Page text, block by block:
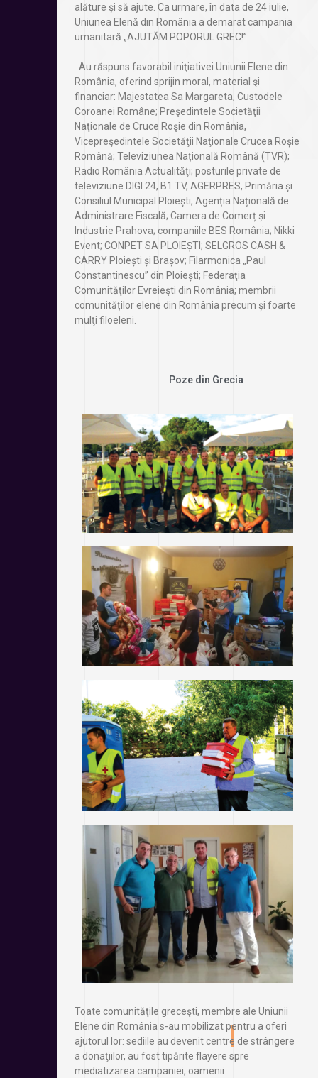
alăture și să ajute. Ca urmare, în data de 24 iulie,
Uniunea Elenă din România a demarat campania
umanitară „AJUTĂM POPORUL GREC!”
Au răspuns favorabil iniţiativei Uniunii Elene din
România, oferind sprijin moral, material şi
financiar: Majestatea Sa Margareta, Custodele
Coroanei Române; Preşedintele Societăţii
Naţionale de Cruce Roşie din România,
Vicepreşedintele Societăţii Naţionale Crucea Roșie
Română; Televiziunea Națională Română (TVR);
Radio România Actualităţi; posturile private de
televiziune DIGI 24, B1 TV, AGERPRES, Primăria și
Consiliul Municipal Ploiești, Agenția Națională de
Administrare Fiscală; Camera de Comerț și
Industrie Prahova; companiile BES România; Nikki
Event; CONPET SA PLOIEȘTI; SELGROS CASH &
CARRY Ploiești și Brașov; Filarmonica „Paul
Constantinescu” din Ploiești; Federaţia
Comunităţilor Evreieşti din România; membrii
comunităților elene din România precum și foarte
mulţi filoeleni.
Poze din Grecia
Toate comunităţile greceşti, membre ale Uniunii
Elene din România s-au mobilizat pentru a oferi
ajutorul lor: sediile au devenit centre de strângere
a donaţiilor, au fost tipărite flayere spre
mediatizarea campaniei, oamenii